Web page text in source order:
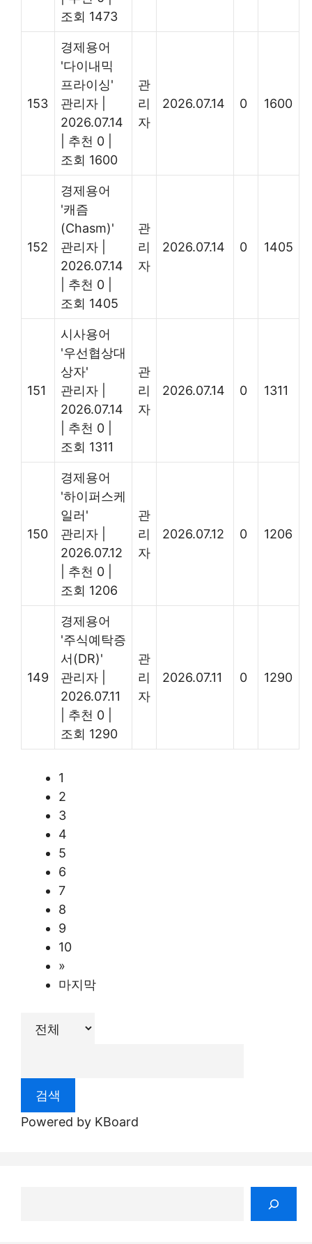
조회 1473
153
경제용어
'다이내믹
프라이싱'
관리자
2026.07.14
추천 0
조회 1600
관
리
자
2026.07.14 0 1600
152
경제용어
'캐즘
(Chasm)'
관리자
2026.07.14
추천 0
조회 1405
관
리
자
2026.07.14 0 1405
151
시사용어
'우선협상대
상자'
관리자
2026.07.14
추천 0
조회 1311
관
리
자
2026.07.14 0 1311
150
경제용어
'하이퍼스케
일러'
관리자
2026.07.12
추천 0
조회 1206
관
리
자
2026.07.12 0 1206
149
경제용어
'주식예탁증
서(DR)'
관리자
2026.07.11
추천 0
조회 1290
관
리
자
2026.07.11 0 1290
1
2
3
4
5
6
7
8
9
10
»
마지막
검색
Powered by KBoard